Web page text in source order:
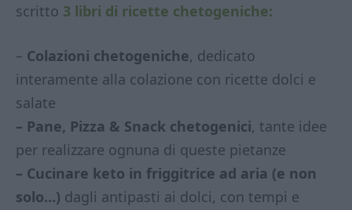
scritto 3 libri di ricette chetogeniche:
– Colazioni chetogeniche, dedicato
interamente alla colazione con ricette dolci e
salate
– Pane, Pizza & Snack chetogenici, tante idee
per realizzare ognuna di queste pietanze
– Cucinare keto in friggitrice ad aria (e non
solo…) dagli antipasti ai dolci, con tempi e